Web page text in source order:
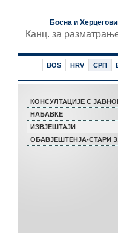
Босна и
Канц. за
BOS HRV СРП
КОНСУЛТАЦИЈЕ С
НАБАВКЕ
ИЗВЈЕШТАЈИ
ОБАВЈЕШТЕНЈА-СТАРИ